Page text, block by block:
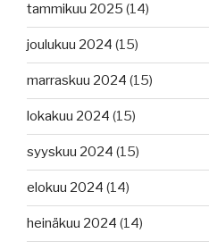
tammikuu 2025 (14)
joulukuu 2024 (15)
marraskuu 2024 (15)
lokakuu 2024 (15)
syyskuu 2024 (15)
elokuu 2024 (14)
heinäkuu 2024 (14)